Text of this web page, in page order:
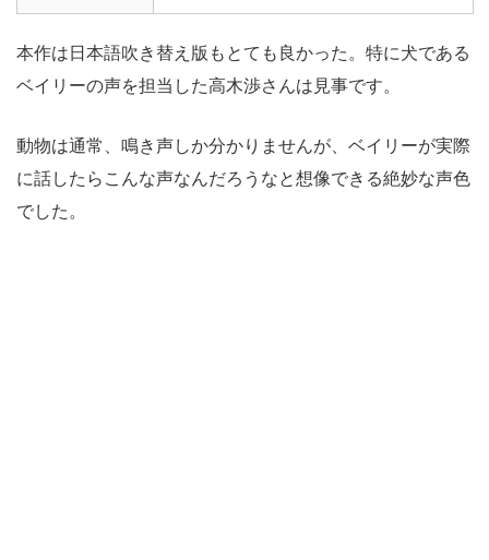
本作は日本語吹き替え版もとても良かった。特に犬である
ベイリーの声を担当した高木渉さんは見事です。
動物は通常、鳴き声しか分かりませんが、ベイリーが実際
に話したらこんな声なんだろうなと想像できる絶妙な声色
でした。